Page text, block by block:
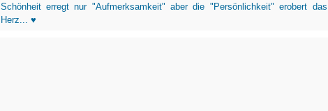
Schönheit erregt nur "Aufmerksamkeit" aber die "Persönlichkeit" erobert das
Herz... ♥